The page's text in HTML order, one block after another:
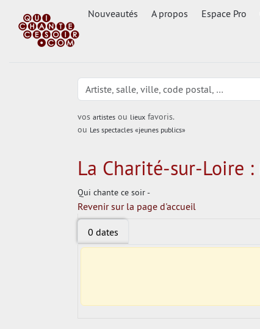
Nouveautés A propos Espace Pro
vos artistesou lieuxfavoris.
ou Les spectacles «jeunes publics»
La Charité-sur-Loire :
Qui chante ce soir -
Revenir sur la page d'accueil
0 dates